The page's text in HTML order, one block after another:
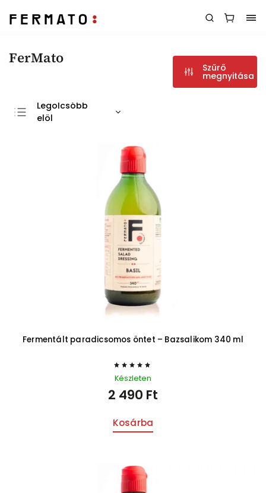
FerMato
Szűrő
megnyitása
Legolcsóbb
elöl
Fermentált paradicsomos öntet – Bazsalikom 340 ml
Készleten
2 490 Ft
Kosárba